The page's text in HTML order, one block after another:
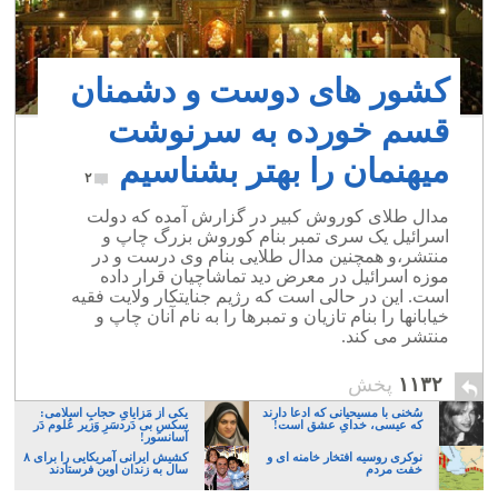
کشور های دوست و دشمنان
قسم خورده به سرنوشت
میهنمان را بهتر بشناسیم
۲
مدال طلای کوروش کبیر در گزارش آمده که دولت
اسرائیل یک سری تمبر بنام کوروش بزرگ چاپ و
منتشر،و همچنین مدال طلایی بنام وی درست و در
موزه اسرائیل در معرض دید تماشاچیان قرار داده
است. این در حالی است که رژیم جنایتکار ولایت فقیه
خیابانها را بنام تازیان و تمبرها را به نام آنان چاپ و
منتشر می کند.
۱۱۳۲ پخش
سُخنی با مسیحیانی که ادعا دارند
که عیسی، خدایِ عشق است!
یکی از مَزایایِ حجابِ اسلامی:
سکسِ بی دَردسَرِ وَزیر عُلوم دَر
آسانسور!
نوکری روسیه افتخار خامنه ای و
خفت مردم
کشیش ایرانی آمریکایی را برای ۸
سال به زندان اوین فرستادند